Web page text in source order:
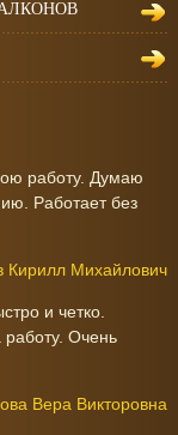
работу. Думаю
Работает без
Кирилл Михайлович
и четко.
работу. Очень
Вера Викторовна